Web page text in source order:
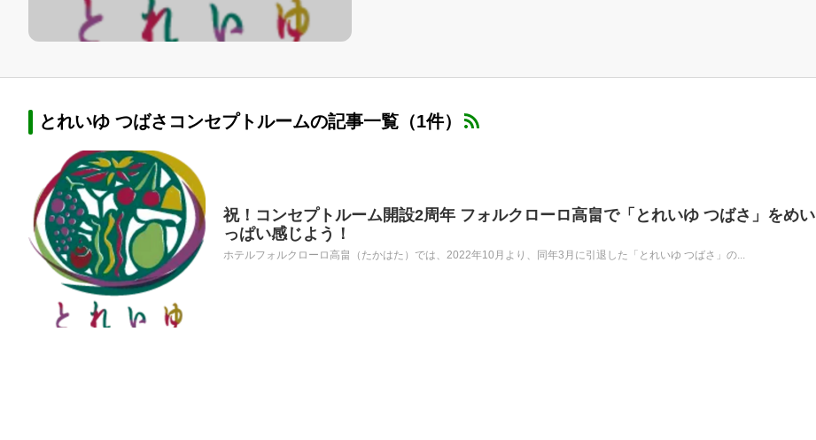
とれいゆ つばさコンセプトルームの記事一覧（1件）
祝！コンセプトルーム開設2周年 フォルクローロ高畠で「とれいゆ つばさ」をめい
っぱい感じよう！
ホテルフォルクローロ高畠（たかはた）では、2022年10月より、同年3月に引退した「とれいゆ つばさ」の...